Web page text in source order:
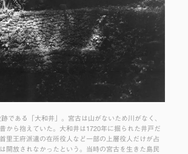
跡である「大和井」。宮古は山がないため川がなく、
から抱えていた。大和井は1720年に掘られた井戸だ
里王府派遣の在所役人など一部の上層役人だけが占
開放されなかったという。当時の宮古を生きた島民